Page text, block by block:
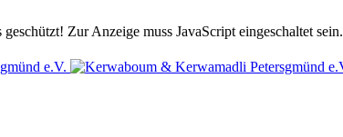
Zur Anzeige muss JavaScript eingeschaltet sein.